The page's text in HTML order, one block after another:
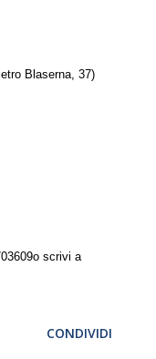
Blaserna, 37)
scrivi a
CONDIVIDI